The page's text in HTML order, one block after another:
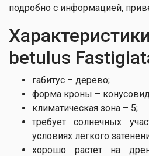
подробно с информацией,
betulus
габитус – дерево;
форма кроны –
климатическая зона – 5;
требует солнечных
условиях легкого
хорошо растет на